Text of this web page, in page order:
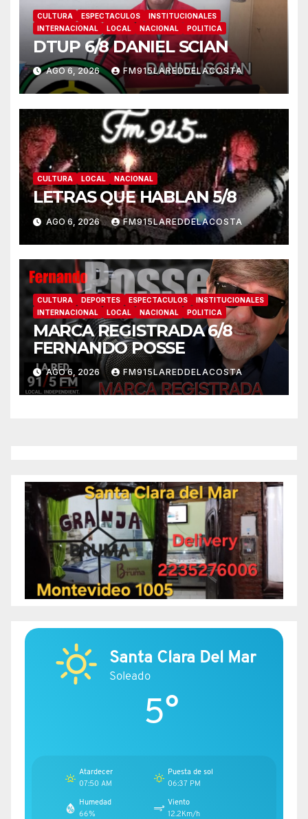
CULTURA ESPECTACULOS
INSTITUCIONALES
INTERNACIONAL
LOCAL NACIONAL POLITICA
DTUP 6/8 DANIEL SCIAN
AGO 6, 2026 FM915LAREDDELACOSTA
CULTURA LOCAL NACIONAL
LETRAS QUE HABLAN 5/8
AGO 6, 2026 FM915LAREDDELACOSTA
CULTURA DEPORTES ESPECTACULOS
INSTITUCIONALES
INTERNACIONAL
LOCAL NACIONAL POLITICA
MARCA REGISTRADA 6/8
FERNANDO POSSE
AGO 6, 2026 FM915LAREDDELACOSTA
Santa Clara Del Mar
Soleado
5°
Atardecer
07:50 AM
Puesta de sol
06:37 PM
Humedad
66%
Viento
12.2Km/h